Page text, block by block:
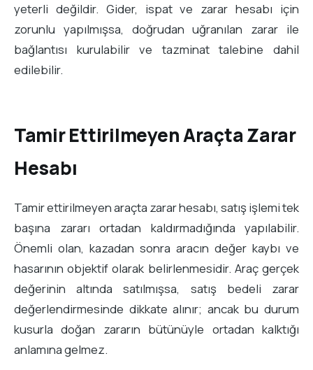
yeterli değildir. Gider, ispat ve zarar hesabı için
zorunlu yapılmışsa, doğrudan uğranılan zarar ile
bağlantısı kurulabilir ve tazminat talebine dahil
edilebilir.
Tamir Ettirilmeyen Araçta Zarar
Hesabı
Tamir ettirilmeyen araçta zarar hesabı, satış işlemi tek
başına zararı ortadan kaldırmadığında yapılabilir.
Önemli olan, kazadan sonra aracın değer kaybı ve
hasarının objektif olarak belirlenmesidir. Araç gerçek
değerinin altında satılmışsa, satış bedeli zarar
değerlendirmesinde dikkate alınır; ancak bu durum
kusurla doğan zararın bütünüyle ortadan kalktığı
anlamına gelmez.